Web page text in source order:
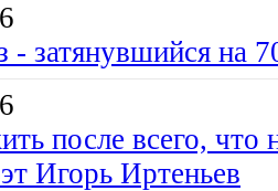
- затянувшийся на
после всего, что
Игорь Иртеньев